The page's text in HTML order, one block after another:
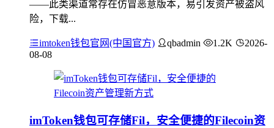
——此类渠道常存在仿冒恶意版本，易引发资产被盗风
险，下载...
imtoken钱包官网(中国官方) qbadmin 1.2K
2026-
08-08
imToken钱包可存储Fil，安全便捷的Filecoin资